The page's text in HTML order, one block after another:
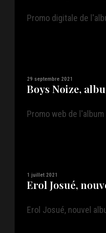
Promo digitale de
29 septembre 2021
Boys Noize,
Promo web de
1 juillet 2021
Erol Josué,
Erol Josué, nouvel